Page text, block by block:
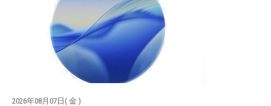
2026年08月07日( 金 )